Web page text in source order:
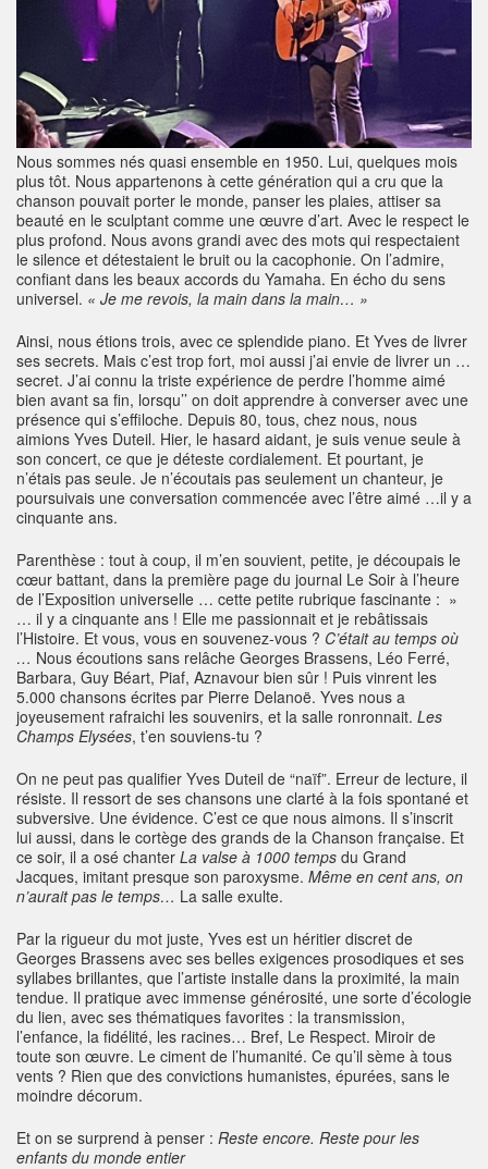
Nous sommes nés quasi ensemble en 1950. Lui, quelques mois
plus tôt. Nous appartenons à cette génération qui a cru que la
chanson pouvait porter le monde, panser les plaies, attiser sa
beauté en le sculptant comme une œuvre d’art. Avec le respect le
plus profond. Nous avons grandi avec des mots qui respectaient
le silence et détestaient le bruit ou la cacophonie. On l’admire,
confiant dans les beaux accords du Yamaha. En écho du sens
universel. « Je me revois, la main dans la main… »
Ainsi, nous étions trois, avec ce splendide piano. Et Yves de livrer
ses secrets. Mais c’est trop fort, moi aussi j’ai envie de livrer un …
secret. J’ai connu la triste expérience de perdre l’homme aimé
bien avant sa fin, lorsqu’’ on doit apprendre à converser avec une
présence qui s’effiloche. Depuis 80, tous, chez nous, nous
aimions Yves Duteil. Hier, le hasard aidant, je suis venue seule à
son concert, ce que je déteste cordialement. Et pourtant, je
n’étais pas seule. Je n’écoutais pas seulement un chanteur, je
poursuivais une conversation commencée avec l’être aimé …il y a
cinquante ans.
Parenthèse : tout à coup, il m’en souvient, petite, je découpais le
cœur battant, dans la première page du journal Le Soir à l’heure
de l’Exposition universelle … cette petite rubrique fascinante : »
… il y a cinquante ans ! Elle me passionnait et je rebâtissais
l’Histoire. Et vous, vous en souvenez-vous ? C’était au temps où
… Nous écoutions sans relâche Georges Brassens, Léo Ferré,
Barbara, Guy Béart, Piaf, Aznavour bien sûr ! Puis vinrent les
5.000 chansons écrites par Pierre Delanoë. Yves nous a
joyeusement rafraichi les souvenirs, et la salle ronronnait. Les
Champs Elysées, t’en souviens-tu ?
On ne peut pas qualifier Yves Duteil de “naïf”. Erreur de lecture, il
résiste. Il ressort de ses chansons une clarté à la fois spontané et
subversive. Une évidence. C’est ce que nous aimons. Il s’inscrit
lui aussi, dans le cortège des grands de la Chanson française. Et
ce soir, il a osé chanter La valse à 1000 temps du Grand
Jacques, imitant presque son paroxysme. Même en cent ans, on
n’aurait pas le temps… La salle exulte.
Par la rigueur du mot juste, Yves est un héritier discret de
Georges Brassens avec ses belles exigences prosodiques et ses
syllabes brillantes, que l’artiste installe dans la proximité, la main
tendue. Il pratique avec immense générosité, une sorte d’écologie
du lien, avec ses thématiques favorites : la transmission,
l’enfance, la fidélité, les racines… Bref, Le Respect. Miroir de
toute son œuvre. Le ciment de l’humanité. Ce qu’il sème à tous
vents ? Rien que des convictions humanistes, épurées, sans le
moindre décorum.
Et on se surprend à penser : Reste encore. Reste pour les
enfants du monde entier